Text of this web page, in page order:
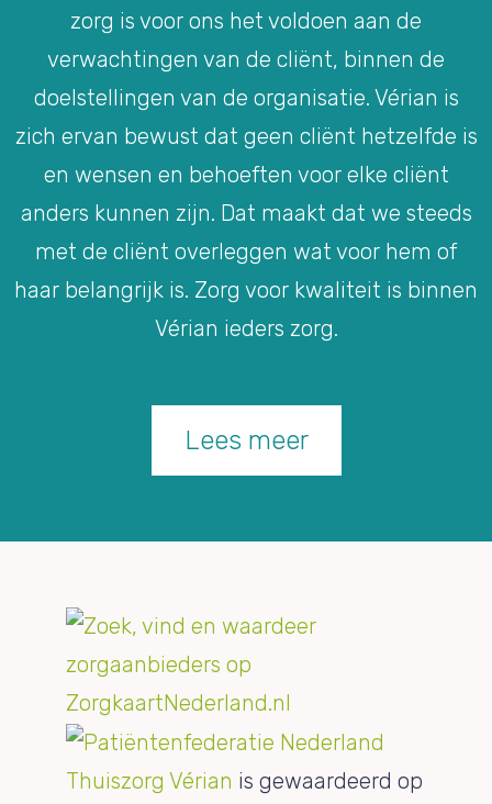
zorg is voor ons het voldoen aan de
verwachtingen van de cliënt, binnen de
doelstellingen van de organisatie. Vérian is
zich ervan bewust dat geen cliënt hetzelfde is
en wensen en behoeften voor elke cliënt
anders kunnen zijn. Dat maakt dat we steeds
met de cliënt overleggen wat voor hem of
haar belangrijk is. Zorg voor kwaliteit is binnen
Vérian ieders zorg.
Lees meer
Thuiszorg Vérian is gewaardeerd op